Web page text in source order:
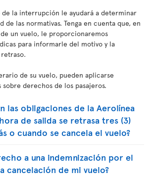
la interrupción le ayudará a determinar
de las normativas. Tenga en cuenta que, en
un vuelo, le proporcionaremos
para informarle del motivo y la
de su vuelo, pueden aplicarse
derechos de los pasajeros.
las obligaciones de la Aerolínea
de salida se retrasa tres (3)
o cuando se cancela el vuelo?
a una indemnización por el
cancelación de mi vuelo?